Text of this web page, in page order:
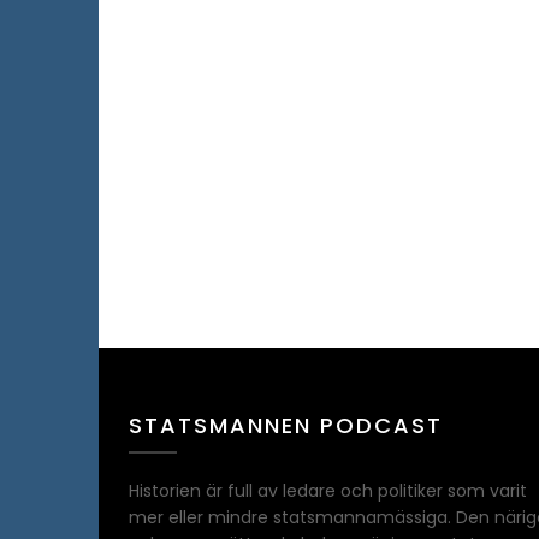
STATSMANNEN PODCAST
Historien är full av ledare och politiker som varit
mer eller mindre statsmannamässiga. Den